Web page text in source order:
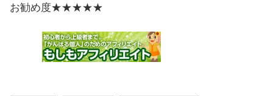
お勧め度★★★★★